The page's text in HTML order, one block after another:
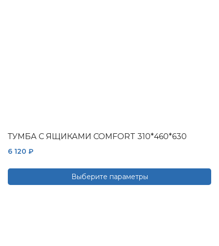
ТУМБА С ЯЩИКАМИ COMFORT 310*460*630
6 120 ₽
Выберите параметры